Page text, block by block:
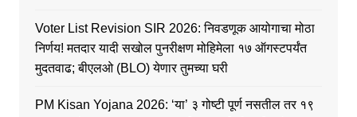
Voter List Revision SIR 2026: निवडणूक आयोगाचा मोठा
निर्णय! मतदार यादी सखोल पुनरीक्षण मोहिमेला १७ ऑगस्टपर्यंत
मुदतवाढ; बीएलओ (BLO) येणार तुमच्या घरी
PM Kisan Yojana 2026: ‘या’ ३ गोष्टी पूर्ण नसतील तर १९